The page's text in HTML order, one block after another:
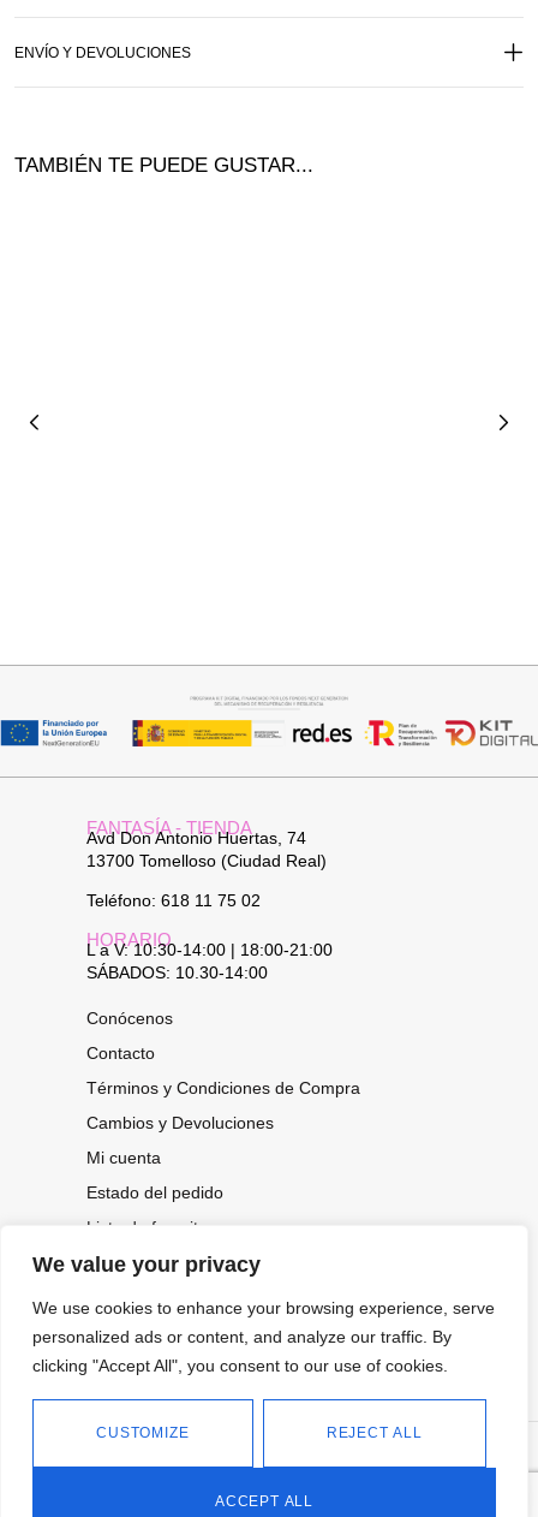
We value your privacy
We use cookies to enhance your browsing experience, serve
personalized ads or content, and analyze our traffic. By
clicking "Accept All", you consent to our use of cookies.
CUSTOMIZE REJECT ALL
ACCEPT ALL
ENVÍO Y DEVOLUCIONES
TAMBIÉN TE PUEDE GUSTAR...
FANTASÍA - TIENDA
Avd Don Antonio Huertas, 74
13700 Tomelloso (Ciudad Real)
Teléfono: 618 11 75 02
HORARIO
L a V: 10:30-14:00 | 18:00-21:00
SÁBADOS: 10.30-14:00
Conócenos
Contacto
Términos y Condiciones de Compra
Cambios y Devoluciones
Mi cuenta
Estado del pedido
Lista de favoritos
CONOCE NUESTRAS NOVEDADES,
OFERTAS...
2026.